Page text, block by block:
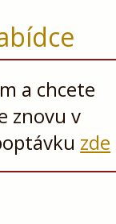
a chcete
znovu v
zde